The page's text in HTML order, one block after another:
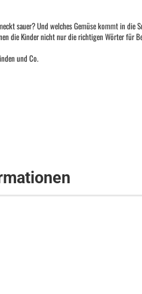
sauer? Und welches Gemüse kommt in die
die Kinder nicht nur die richtigen Wörter für
und Co.